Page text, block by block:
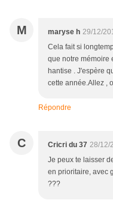
M maryse h 29/12/
Cela fait si
que notre mémoire
hantise . J'espère
cette année.Allez ,
Répondre
C Cricri du 37 28/12/
Je peux te laisser
en prioritaire, avec
???